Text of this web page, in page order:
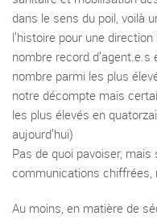
dans le sens du poil, voilà
l’histoire pour une
nombre record
nombre parmi les plus
notre décompte mais
les plus élevés en
aujourd’hui)
Pas de quoi pavoiser, mais
communications chiffrées,
Au moins, en matière de